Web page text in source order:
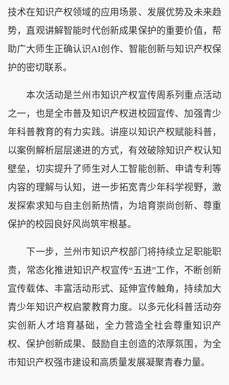
技术在知识产权领域的应用场景、发展优势及未来趋
势，直观讲解智能时代创新成果保护的重要价值，帮
助广大师生正确认识AI创作、智能创新与知识产权保
护的密切联系。
本次活动是兰州市知识产权宣传周系列重点活动
之一，也是全市普及知识产权进校园宣传、加强青少
年科普教育的有力实践。讲座以知识产权赋能科普，
以案例解析层层递进的方式，有效破除知识产权认知
壁垒，切实提升了师生对人工智能创新、申请专利等
内容的理解与认知，进一步拓宽青少年科学视野，激
发探索求知与自主创新热情，为培育崇尚创新、尊重
保护的校园良好风尚筑牢根基。
下一步，兰州市知识产权部门将持续立足职能职
责，常态化推进知识产权宣传“五进”工作，不断创新
宣传载体、丰富活动形式、延伸宣传触角，持续加大
青少年知识产权启蒙教育力度。以多元化科普活动夯
实创新人才培育基础，全力营造全社会尊重知识产
权、保护创新成果、鼓励自主创造的浓厚氛围，为全
市知识产权强市建设和高质量发展凝聚青春力量。